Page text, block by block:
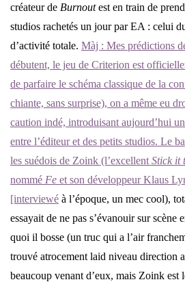
créateur de Burnoutest en train de
studios rachetés un jour par EA : celui
d’activité totale. Màj : Mes prédictions
débutent, le jeu de Criterion est
de parfaire le schéma classique de la
chiante, sans surprise), on a même eu
caution indé, introduisant aujourd’hui
entre l’éditeur et des petits studios. Le
les suédois de Zoink (l’excellent Stick it
nommé Fe et son développeur Klaus
[interviewé à l’époque, un mec cool),
essayait de ne pas s’évanouir sur scène
quoi il bosse (un truc qui a l’air
trouvé atrocement laid niveau direction
beaucoup venant d’eux, mais Zoink est